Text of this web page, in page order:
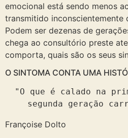
emocional está sendo menos
transmitido inconscientemente
Podem ser dezenas de
chega ao consultório preste
comporta, quais são os seus
O SINTOMA CONTA UMA
"O que é calado na
segunda geração
Françoise Dolto